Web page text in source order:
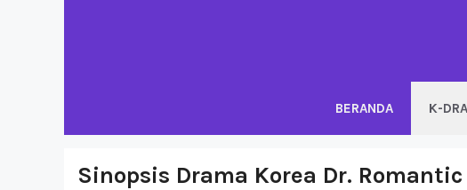
BERANDA K-
Sinopsis Drama Korea Dr.